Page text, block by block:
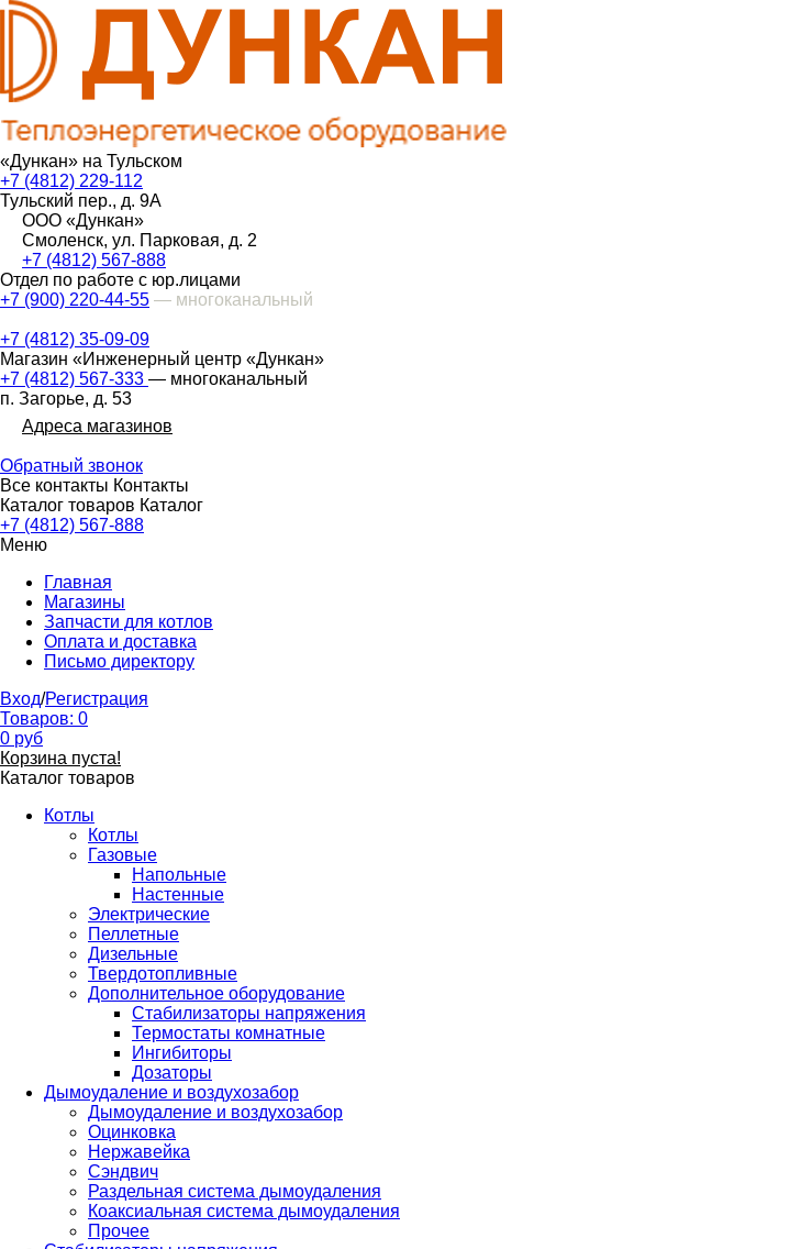
«Дункан» на Тульском
+7 (4812) 229-112
Тульский пер., д. 9А
ООО «Дункан»
Смоленск, ул. Парковая, д. 2
+7 (4812) 567-888
Отдел по работе с юр.лицами
+7 (900) 220-44-55 — многоканальный
+7 (4812) 35-09-09
Магазин «Инженерный центр «Дункан»
+7 (4812) 567-333 — многоканальный
п. Загорье, д. 53
Адреса магазинов
Обратный звонок
Все контакты Контакты
Каталог товаров Каталог
+7 (4812) 567-888
Меню
Главная
Магазины
Запчасти для котлов
Оплата и доставка
Письмо директору
Вход/Регистрация
Товаров: 0
0 руб
Корзина пуста!
Каталог товаров
Котлы
Котлы
Газовые
Напольные
Настенные
Электрические
Пеллетные
Дизельные
Твердотопливные
Дополнительное оборудование
Стабилизаторы напряжения
Термостаты комнатные
Ингибиторы
Дозаторы
Дымоудаление и воздухозабор
Дымоудаление и воздухозабор
Оцинковка
Нержавейка
Сэндвич
Раздельная система дымоудаления
Коаксиальная система дымоудаления
Прочее